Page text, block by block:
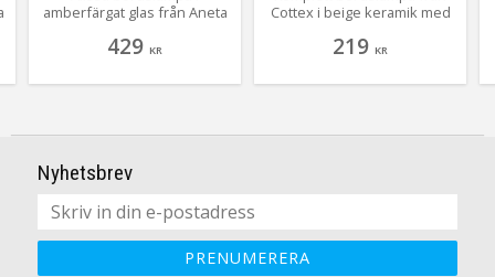
amberfärgat glas från Aneta
stämningshöjare! Med sin
textilskärm sprider den
skänken. Lättplacerad och
rum! #AnetaBelysning
429 KR
Cottex i beige keramik med
strålande baslampa som gör
tv-bänken.
219 KR
Nyhetsbrev
PRENUMERERA